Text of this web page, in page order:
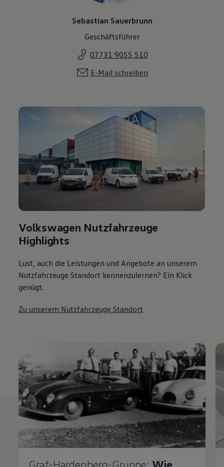
Sebastian Sauerbrunn
Geschäftsführer
07731 9055 510
E-Mail schreiben
Volkswagen Nutzfahrzeuge
Highlights
Lust, auch die Leistungen und Angebote an unserem
Nutzfahrzeuge Standort kennenzulernen? Ein Klick
genügt.
Zu unserem Nutzfahrzeuge Standort